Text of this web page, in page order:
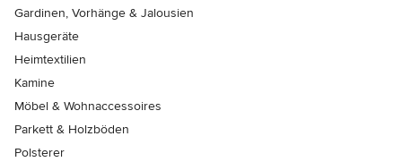
Gardinen, Vorhänge & Jalousien
Hausgeräte
Heimtextilien
Kamine
Möbel & Wohnaccessoires
Parkett & Holzböden
Polsterer